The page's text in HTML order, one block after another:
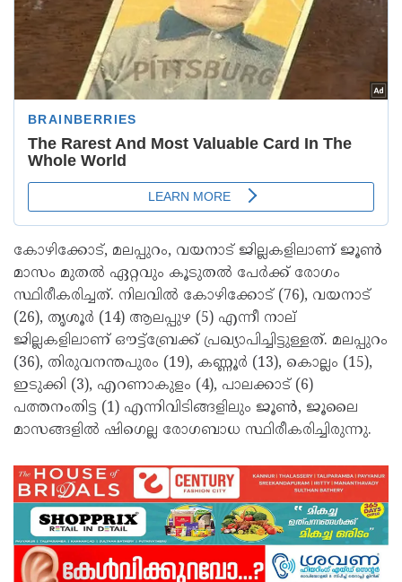
കോഴിക്കോട്, മലപ്പുറം, വയനാട് ജില്ലകളിലാണ് ജൂൺ
മാസം മുതൽ ഏറ്റവും കൂടുതൽ പേർക്ക് രോഗം
സ്ഥിരീകരിച്ചത്. നിലവിൽ കോഴിക്കോട് (76), വയനാട്
(26), തൃശൂർ (14) ആലപ്പുഴ (5) എന്നീ നാല്
ജില്ലകളിലാണ് ഔട്ട്ബ്രേക്ക് പ്രഖ്യാപിച്ചിട്ടുള്ളത്. മലപ്പുറം
(36), തിരുവനന്തപുരം (19), കണ്ണൂർ (13), കൊല്ലം (15),
ഇടുക്കി (3), എറണാകുളം (4), പാലക്കാട് (6)
പത്തനംതിട്ട (1) എന്നിവിടിങ്ങളിലും ജൂൺ, ജൂലൈ
മാസങ്ങളിൽ ഷിഗെല്ല രോഗബാധ സ്ഥിരീകരിച്ചിരുന്നു.